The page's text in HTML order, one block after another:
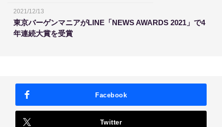
2021/12/13
東京バーゲンマニアがLINE「NEWS AWARDS 2021」で4
年連続大賞を受賞
Facebook
Twitter